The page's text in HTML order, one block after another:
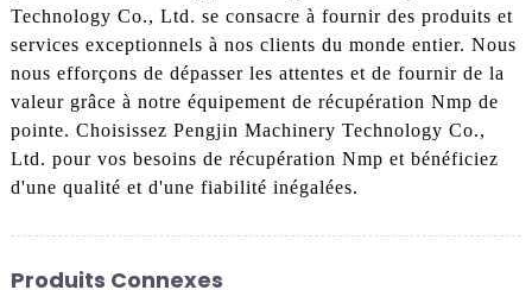
Technology Co., Ltd. se consacre à fournir des produits et
services exceptionnels à nos clients du monde entier. Nous
nous efforçons de dépasser les attentes et de fournir de la
valeur grâce à notre équipement de récupération Nmp de
pointe. Choisissez Pengjin Machinery Technology Co.,
Ltd. pour vos besoins de récupération Nmp et bénéficiez
d'une qualité et d'une fiabilité inégalées.
Produits Connexes